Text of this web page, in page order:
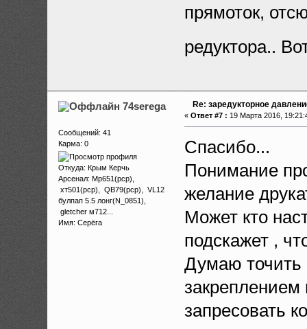
прямоток,
редуктора..
74serega
Сообщений: 41
Карма: 0
Откуда: Крым Керчь
Арсенал: Мр651(рср),
хт501(рср), QB79(рср), VL12
булпап 5.5 лонг(N_0851),
gletcher м712...
Имя: Серёга
Re: заредукторное
« Ответ #7 : 19 Марта 2016,
Спасибо...
Понимание
желание
Может кто
подскажет ,
Думаю точить
запресовать